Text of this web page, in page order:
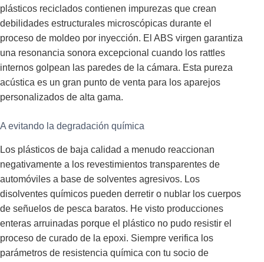
plásticos reciclados contienen impurezas que crean
debilidades estructurales microscópicas durante el
proceso de moldeo por inyección. El ABS virgen garantiza
una resonancia sonora excepcional cuando los rattles
internos golpean las paredes de la cámara. Esta pureza
acústica es un gran punto de venta para los aparejos
personalizados de alta gama.
A evitando la degradación química
Los plásticos de baja calidad a menudo reaccionan
negativamente a los revestimientos transparentes de
automóviles a base de solventes agresivos. Los
disolventes químicos pueden derretir o nublar los cuerpos
de señuelos de pesca baratos. He visto producciones
enteras arruinadas porque el plástico no pudo resistir el
proceso de curado de la epoxi. Siempre verifica los
parámetros de resistencia química con tu socio de